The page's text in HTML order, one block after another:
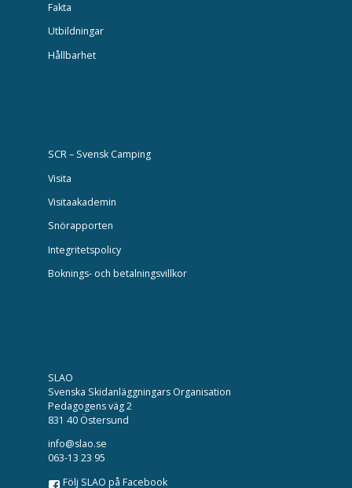
Fakta
Utbildningar
Hållbarhet
SCR – Svensk Camping
Visita
Visitaakademin
Snörapporten
Integritetspolicy
Boknings- och betalningsvillkor
SLAO
Svenska Skidanläggningars Organisation
Pedagogens väg 2
831 40 Östersund
info@slao.se
063-13 23 95
Följ SLAO på Facebook